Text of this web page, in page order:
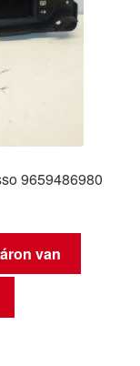
9659486980
van